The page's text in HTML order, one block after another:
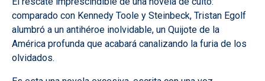
comparado con Kennedy Toole y Steinbeck, Tristan Egolf
alumbró a un antihéroe inolvidable, un Quijote de la
América profunda que acabará canalizando la furia de los
olvidados.